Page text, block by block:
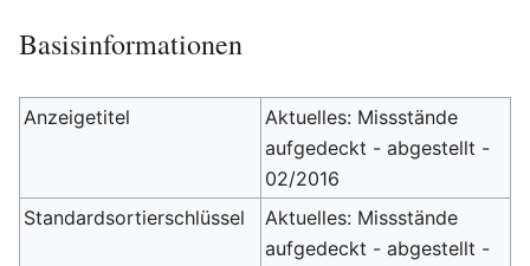
Basisinformationen
Anzeigetitel
Aktuelles: Missstände
aufgedeckt - abgestellt -
02/2016
Standardsortierschlüssel
Aktuelles: Missstände
aufgedeckt - abgestellt -